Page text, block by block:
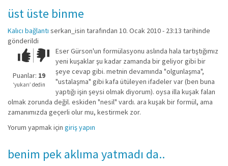
üst üste binme
Kalıcı bağlantı serkan_isin tarafından 10. Ocak 2010 - 23:13 tarihinde
gönderildi
Çok iyi!O
kadar
iyi
değil!
Puanlar: 19
‘yukarı’ dedin
Eser Gürson'un formülasyonu aslında hala tartıştığımız
yeni kuşaklar şu kadar zamanda bir geliyor gibi bir
şeye cevap gibi. metnin devamında "olgunlaşma",
"ustalaşma" gibi kafa ütüleyen ifadeler var (ben buna
yaptığı işin şeysi olmak diyorum). oysa illa kuşak falan
olmak zorunda değil. eskiden "nesil" vardı. ara kuşak bir formül, ama
zamanımızda geçerli olur mu, kestirmek zor.
Yorum yapmak için giriş yapın
benim pek aklıma yatmadı da..